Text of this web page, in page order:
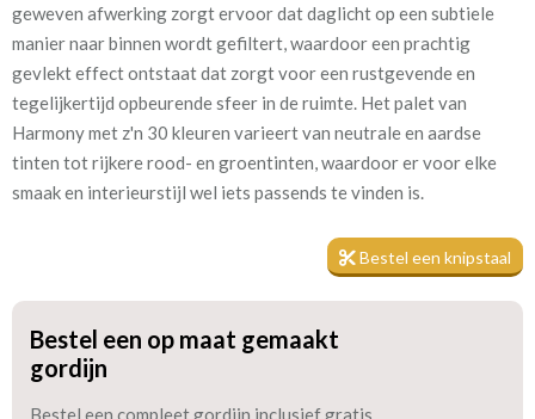
Mate van verduistering:
Geen (voering optioneel
tijdens bestelproces)
Meestal eerder, maar houd
rekening met
circa 2-3 weken
Materiaal: Polyester
Ondanks dat het een in-between gordijn is, is de stof dicht
genoeg geweven zodat het zelfs gevoerd kan worden voor extra
geweven afwerking zorgt ervoor dat daglicht op een subtiele
manier naar binnen wordt gefiltert, waardoor een prachtig
gevlekt effect ontstaat dat zorgt voor een rustgevende en
tegelijkertijd opbeurende sfeer in de ruimte. Het palet van
Harmony met z'n 30 kleuren varieert van neutrale en aardse
tinten tot rijkere rood- en groentinten, waardoor er voor elke
smaak en interieurstijl wel iets passends te vinden is.
Bestel een knipstaal
Bestel een op maat gemaakt
gordijn
Bestel een compleet gordijn inclusief gratis